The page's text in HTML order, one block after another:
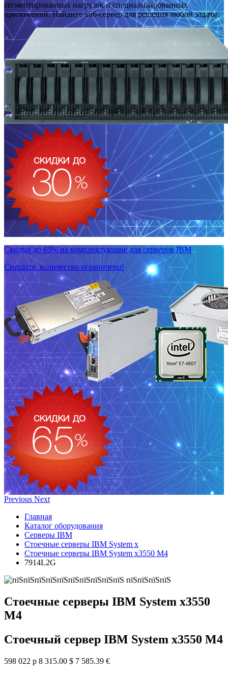
сегментированных нагрузок и специализированных
приложений. Найдите x86-сервер для решения любой задачи.
Скидки до 65% на комплектующие для серверов IBM
Спешите, количество ограничено!
Previous Next
Главная
Каталог оборудования
Серверы IBM
Стоечные серверы IBM System x
Стоечные серверы IBM System x3550 M4
7914L2G
Стоечные серверы IBM System x3550
M4
Стоечный сервер IBM System x3550 M4
598 022 р 8 315.00 $ 7 585.39 €